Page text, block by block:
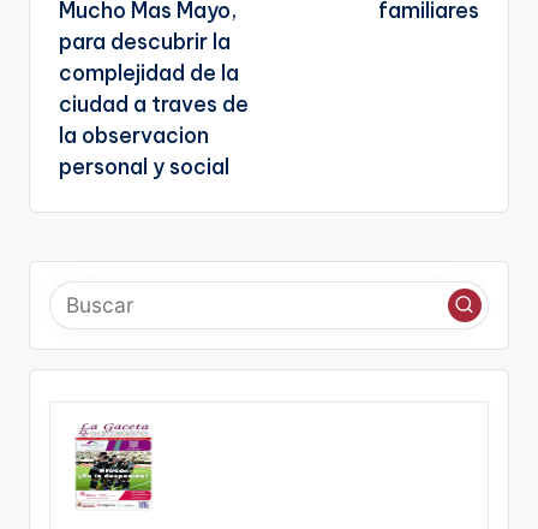
Mucho Mas Mayo,
para descubrir la
complejidad de la
ciudad a traves de
la observacion
personal y social
familiares